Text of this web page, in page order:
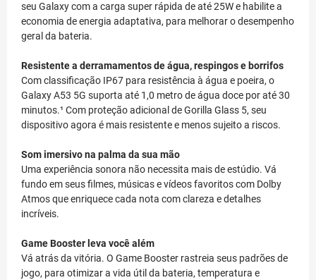
seu Galaxy com a carga super rápida de até 25W e habilite a
economia de energia adaptativa, para melhorar o desempenho
geral da bateria.
Resistente a derramamentos de água, respingos e borrifos
Com classificação IP67 para resistência à água e poeira, o
Galaxy A53 5G suporta até 1,0 metro de água doce por até 30
minutos.¹ Com proteção adicional de Gorilla Glass 5, seu
dispositivo agora é mais resistente e menos sujeito a riscos.
Som imersivo na palma da sua mão
Uma experiência sonora não necessita mais de estúdio. Vá
fundo em seus filmes, músicas e vídeos favoritos com Dolby
Atmos que enriquece cada nota com clareza e detalhes
incríveis.
Game Booster leva você além
Vá atrás da vitória. O Game Booster rastreia seus padrões de
jogo, para otimizar a vida útil da bateria, temperatura e